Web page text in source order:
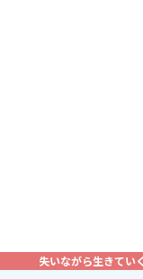
失いながら生きてい